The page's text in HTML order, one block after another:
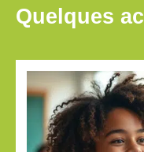
Quelques